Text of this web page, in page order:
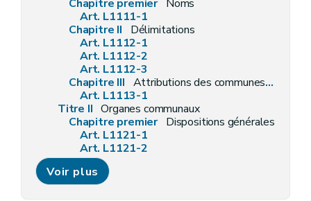
Chapitre premier Noms
Art. L1111-1
Chapitre II
Délimitations
Art. L1112-1
Art. L1112-2
Art. L1112-3
Chapitre III Attributions des communes en général
Art. L1113-1
Titre II Organes communaux
Chapitre premier Dispositions générales
Art. L1121-1
Art. L1121-2
Art. L1121-3
Art. L1121-4
Chapitre II
Voir plus